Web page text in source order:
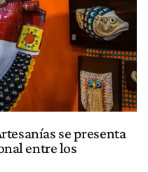
se presenta
entre los